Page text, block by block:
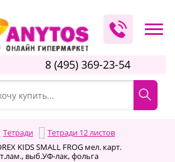
8 (495) 369-23-54
Тетради
Тетради 12 листов
KIDS SMALL FROG мел. карт.
выб.УФ-лак, фольга